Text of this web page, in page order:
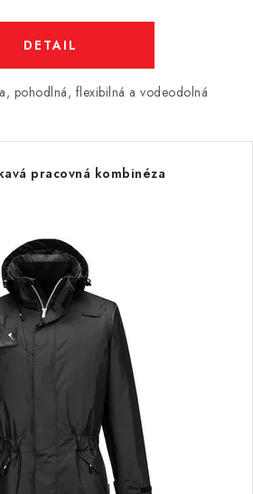
DETAIL
pohodlná, flexibilná a vodeodolná
pracovná kombinéza